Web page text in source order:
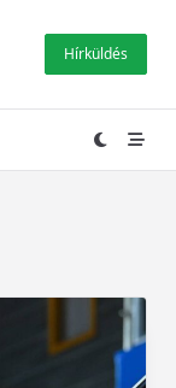
Hírküldés